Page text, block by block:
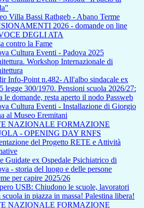
Villa Bassi Rathgeb - Abano Terme
2026 - domande on line
DEGLI ATA
contro la Fame
Cultura Eventi - Padova 2025
Workshop Internazionale di
Info-Point n.482- All'albo sindacale ex
legge 300/1970. Pensioni scuola 2026/27:
le domande, resta aperto il nodo Passweb
Cultura Eventi - Installazione di Giorgio
al Museo Eremitani
NAZIONALE FORMAZIONE
- OPENING DAY RNFS
del Progetto RETE e Attività
Guidate ex Ospedale Psichiatrico di
- storia del luogo e delle persone
per capire 2025/26
USB: Chiudono le scuole, lavoratori
scuola in piazza in massa! Palestina libera!
NAZIONALE FORMAZIONE